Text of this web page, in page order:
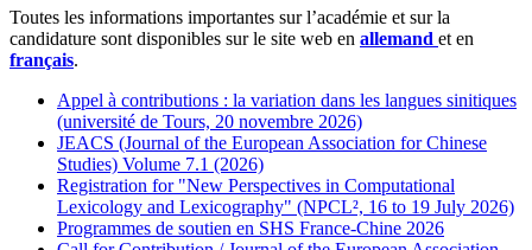
Toutes les informations importantes sur l’académie et sur la
candidature sont disponibles sur le site web en allemand et en
français.
Appel à contributions : la variation dans les langues sinitiques
(université de Tours, 20 novembre 2026)
JEACS (Journal of the European Association for Chinese
Studies) Volume 7.1 (2026)
Registration for "New Perspectives in Computational
Lexicology and Lexicography" (NPCL², 16 to 19 July 2026)
Programmes de soutien en SHS France-Chine 2026